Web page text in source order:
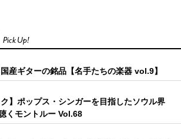
Pick Up!
産ギターの銘品【名手たちの楽器 vol.9】
ク】ポップス・シンガーを目指したソウル界
くモントルー Vol.68